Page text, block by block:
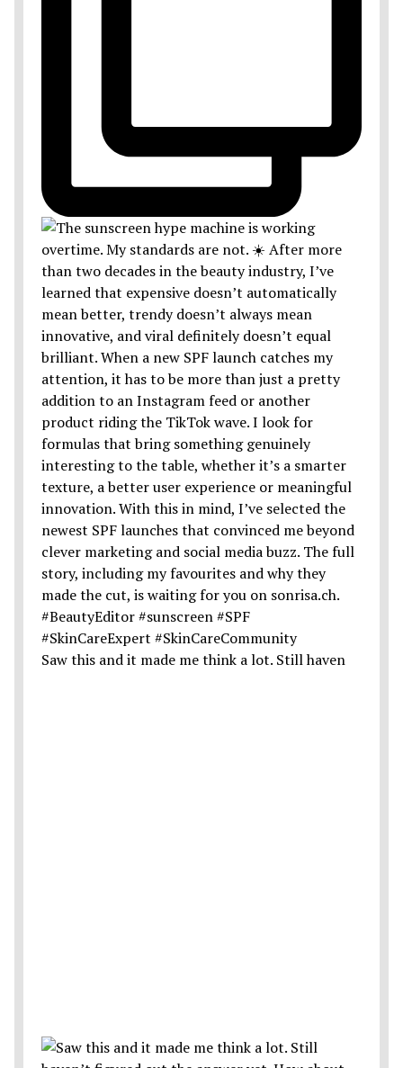
Saw this and it made me think a lot. Still haven